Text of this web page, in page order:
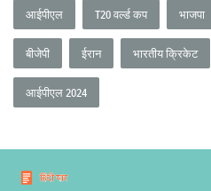
आईपीएल T20 वर्ल्ड कप भाजपा
बीजेपी ईरान भारतीय क्रिकेट
आईपीएल 2024